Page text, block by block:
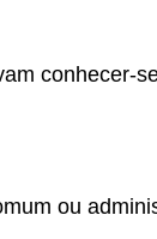
conhecer-
ou